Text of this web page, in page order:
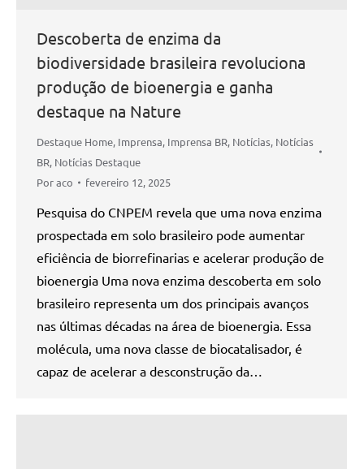
Descoberta de enzima da
biodiversidade brasileira revoluciona
produção de bioenergia e ganha
destaque na Nature
Destaque Home, Imprensa, Imprensa BR, Notícias, Notícias
BR, Notícias Destaque
Poraco fevereiro 12, 2025
Pesquisa do CNPEM revela que uma nova enzima
prospectada em solo brasileiro pode aumentar
eficiência de biorrefinarias e acelerar produção de
bioenergia Uma nova enzima descoberta em solo
brasileiro representa um dos principais avanços
nas últimas décadas na área de bioenergia. Essa
molécula, uma nova classe de biocatalisador, é
capaz de acelerar a desconstrução da…